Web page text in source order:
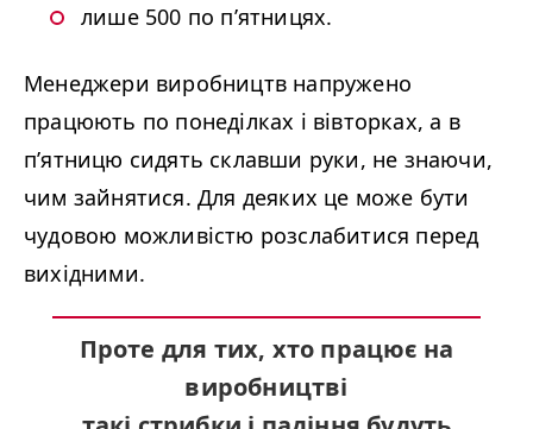
лише 500 по п’ятницях.
Менеджери виробництв напружено
працюють по понеділках і вівторках, а в
п’ятницю сидять склавши руки, не знаючи,
чим зайнятися. Для деяких це може бути
чудовою можливістю розслабитися перед
вихідними.
Проте для тих, хто працює на
виробництві